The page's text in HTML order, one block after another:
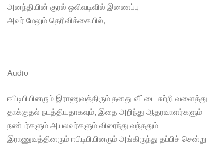
அனந்தியின் குரல் ஒலிவடிவில் இணைப்பு
அவர் மேலும் தெரிவிக்கையில்,
Audio
ஈபிடிபியினரும் இராணுவத்திரும் தனது வீட்டை சுற்றி வளைத்து
தாக்குதல் நடத்தியதாகவும், இதை அறிந்து ஆதரவாளர்களும்
நண்பர்களும் அயலவர்களும் விரைந்து வந்ததும்
இராணுவத்தினரும் ஈபிடிபியினரும் அங்கிருந்து தப்பிச் சென்று